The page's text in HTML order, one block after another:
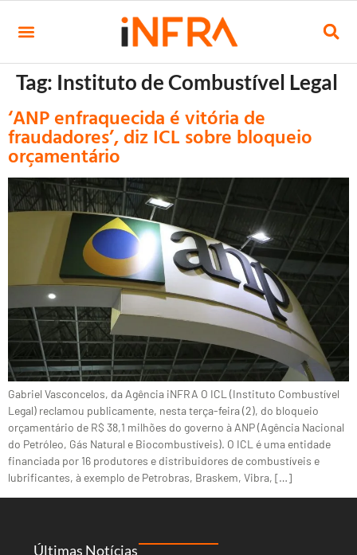
Tag: Instituto de Combustível Legal
‘ANP enfraquecida é vitória de
fraudadores’, diz ICL sobre bloqueio
orçamentário
Gabriel Vasconcelos, da Agência iNFRA O ICL (Instituto Combustível
Legal) reclamou publicamente, nesta terça-feira (2), do bloqueio
orçamentário de R$ 38,1 milhões do governo à ANP (Agência Nacional
do Petróleo, Gás Natural e Biocombustíveis). O ICL é uma entidade
financiada por 16 produtores e distribuidores de combustíveis e
lubrificantes, à exemplo de Petrobras, Braskem, Vibra, […]
Últimas Notícias